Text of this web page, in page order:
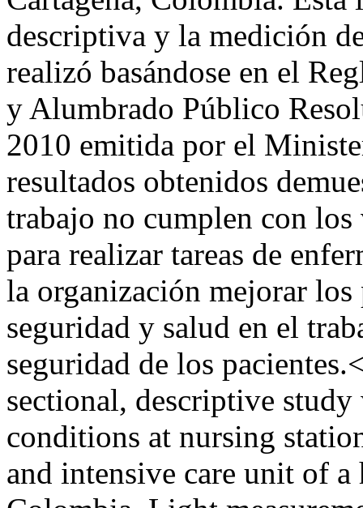
descriptiva y la medición
realizó basándose en el
y Alumbrado Público
2010 emitida por el
resultados obtenidos
trabajo no cumplen con
para realizar tareas de
la organización mejorar los
seguridad y salud en el
seguridad de los
sectional, descriptive
conditions at nursing
and intensive care unit of